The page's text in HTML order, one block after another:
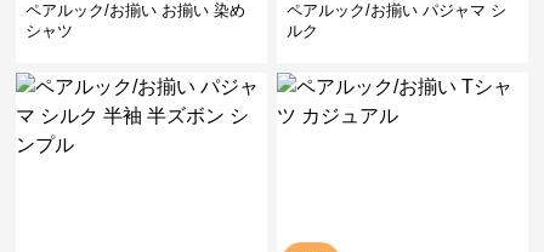
ペアルック/お揃い お揃い 染め
シャツ
ペアルック/お揃い パジャマ シ
ルク